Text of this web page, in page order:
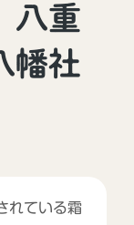
八重
幡社
れている霜